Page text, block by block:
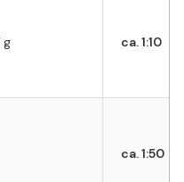
g ca. 1:10
ca. 1:50